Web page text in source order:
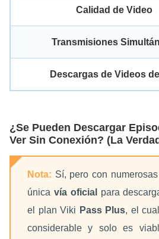
Calidad de Video
Transmisiones
Descargas de Videos
¿Se Pueden Descargar
Ver Sin Conexión? (La
Nota: Sí, pero con
única vía oficial
para
el plan Viki Pass Plus, el
considerable y solo es